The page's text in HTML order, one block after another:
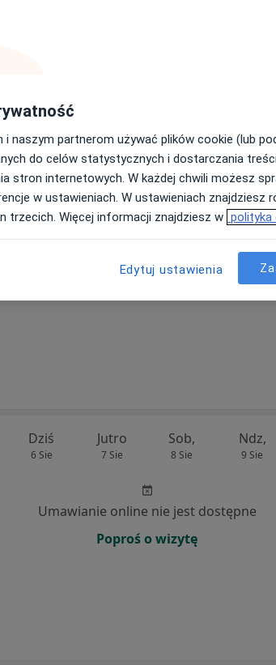
Dziś
6 Sie
Jutro
7 Sie
Sob,
8 Sie
Ndz,
9 Sie
Dziś
6 Sie
Jutro
7 Sie
Sob,
8 Sie
Ndz,
9 Sie
Umawianie online nie jest dostępne
Poproś o wizytę
i naszym partnerom używać plików cookie (lub
do celów statystycznych i dostarczania
stron internetowych. W każdej chwili możesz
w ustawieniach. W ustawieniach znajdziesz
trzecich. Więcej informacji znajdziesz w polityka
Edytuj ustawienia